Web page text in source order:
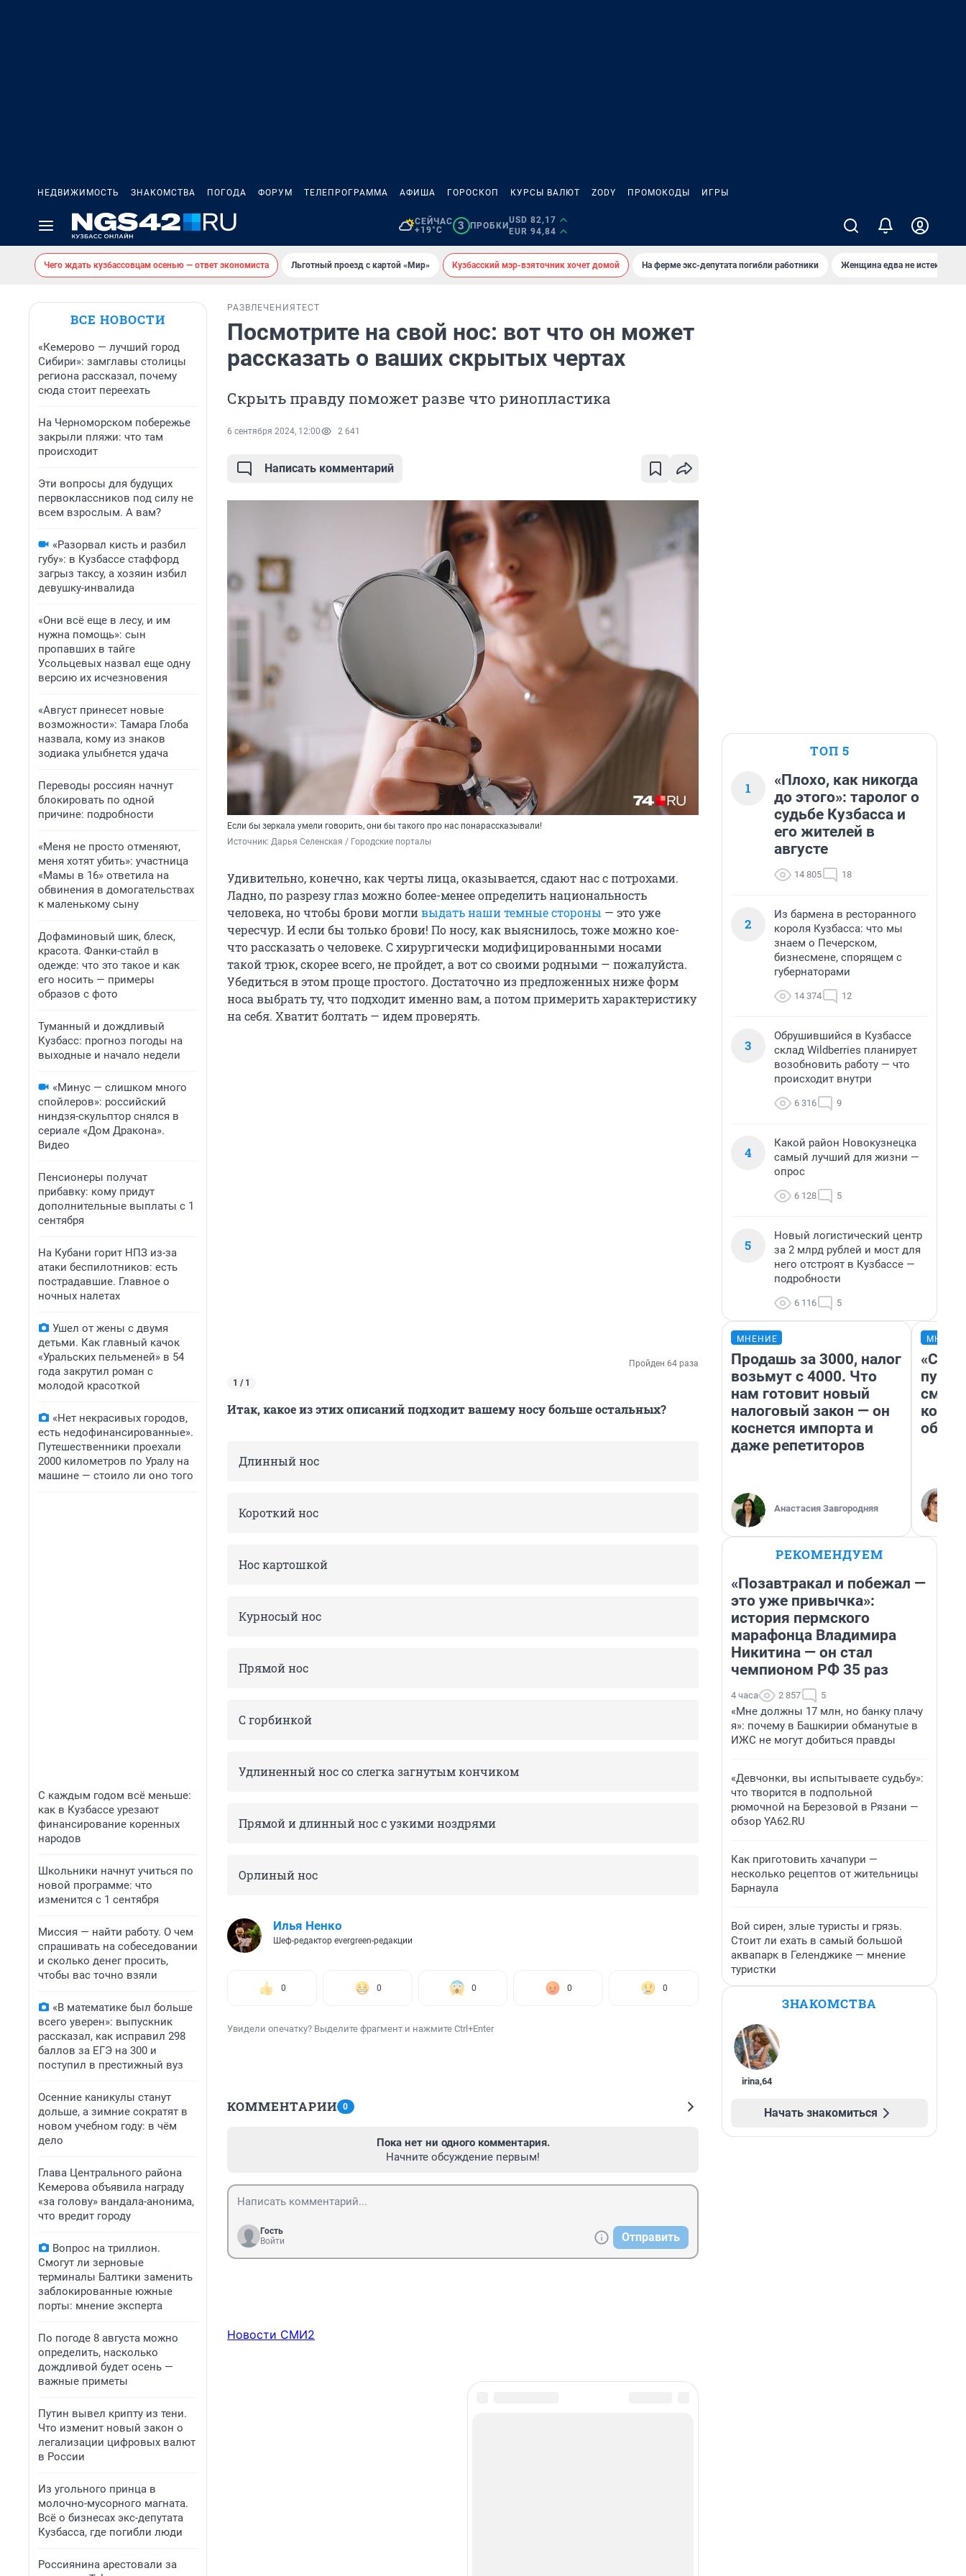
НЕДВИЖИМОСТЬ ЗНАКОМСТВА ПОГОДА ФОРУМ ТЕЛЕПРОГРАММА АФИША ГОРОСКОП КУРСЫ ВАЛЮТ ZODY ПРОМОКОДЫ ИГРЫ
СЕЙЧАС
+19°C
3 ПРОБКИ
USD 82,17
EUR 94,84
Чего ждать кузбассовцам осенью — ответ экономиста Льготный проезд с картой «Мир» Кузбасский мэр-взяточник хочет домой На ферме экс-депутата погибли работники Женщина едва не истекла
ВСЕ НОВОСТИ
«Кемерово — лучший город
Сибири»: замглавы столицы
региона рассказал, почему
сюда стоит переехать
На Черноморском побережье
закрыли пляжи: что там
происходит
Эти вопросы для будущих
первоклассников под силу не
всем взрослым. А вам?
«Разорвал кисть и разбил
губу»: в Кузбассе стаффорд
загрыз таксу, а хозяин избил
девушку-инвалида
«Они всё еще в лесу, и им
нужна помощь»: сын
пропавших в тайге
Усольцевых назвал еще одну
версию их исчезновения
«Август принесет новые
возможности»: Тамара Глоба
назвала, кому из знаков
зодиака улыбнется удача
Переводы россиян начнут
блокировать по одной
причине: подробности
«Меня не просто отменяют,
меня хотят убить»: участница
«Мамы в 16» ответила на
обвинения в домогательствах
к маленькому сыну
Дофаминовый шик, блеск,
красота. Фанки-стайл в
одежде: что это такое и как
его носить — примеры
образов с фото
Туманный и дождливый
Кузбасс: прогноз погоды на
выходные и начало недели
«Минус — слишком много
спойлеров»: российский
ниндзя-скульптор снялся в
сериале «Дом Дракона».
Видео
Пенсионеры получат
прибавку: кому придут
дополнительные выплаты с 1
сентября
На Кубани горит НПЗ из-за
атаки беспилотников: есть
пострадавшие. Главное о
ночных налетах
Ушел от жены с двумя
детьми. Как главный качок
«Уральских пельменей» в 54
года закрутил роман с
молодой красоткой
«Нет некрасивых городов,
есть недофинансированные».
Путешественники проехали
2000 километров по Уралу на
машине — стоило ли оно того
С каждым годом всё меньше:
как в Кузбассе урезают
финансирование коренных
народов
Школьники начнут учиться по
новой программе: что
изменится с 1 сентября
Миссия — найти работу. О чем
спрашивать на собеседовании
и сколько денег просить,
чтобы вас точно взяли
«В математике был больше
всего уверен»: выпускник
рассказал, как исправил 298
баллов за ЕГЭ на 300 и
поступил в престижный вуз
Осенние каникулы станут
дольше, а зимние сократят в
новом учебном году: в чём
дело
Глава Центрального района
Кемерова объявила награду
«за голову» вандала-анонима,
что вредит городу
Вопрос на триллион.
Смогут ли зерновые
терминалы Балтики заменить
заблокированные южные
порты: мнение эксперта
По погоде 8 августа можно
определить, насколько
дождливой будет осень —
важные приметы
Путин вывел крипту из тени.
Что изменит новый закон о
легализации цифровых валют
в России
Из угольного принца в
молочно-мусорного магната.
Всё о бизнесах экс-депутата
Кузбасса, где погибли люди
Россиянина арестовали за
РАЗВЛЕЧЕНИЯ ТЕСТ
Посмотрите на свой нос: вот что он может
рассказать о ваших скрытых чертах
Скрыть правду поможет разве что ринопластика
6 сентября 2024, 12:00 2 641
Написать комментарий
Если бы зеркала умели говорить, они бы такого про нас понарассказывали!
Источник: Дарья Селенская / Городские порталы
Удивительно, конечно, как черты лица, оказывается, сдают нас с потрохами.
Ладно, по разрезу глаз можно более-менее определить национальность
человека, но чтобы брови могливыдать наши темные стороны — это уже
чересчур. И если бы только брови! По носу, как выяснилось, тоже можно кое-
что рассказать о человеке. С хирургически модифицированными носами
такой трюк, скорее всего, не пройдет, а вот со своими родными — пожалуйста.
Убедиться в этом проще простого. Достаточно из предложенных ниже форм
носа выбрать ту, что подходит именно вам, а потом примерить характеристику
на себя. Хватит болтать — идем проверять.
Пройден 64 раза
1 / 1
Итак, какое из этих описаний подходит вашему носу больше остальных?
Длинный нос
Короткий нос
Нос картошкой
Курносый нос
Прямой нос
С горбинкой
Удлиненный нос со слегка загнутым кончиком
Прямой и длинный нос с узкими ноздрями
Орлиный нос
Илья Ненко
Шеф-редактор evergreen-редакции
0 0 0 0 0
Увидели опечатку? Выделите фрагмент и нажмите Ctrl+Enter
КОММЕНТАРИИ 0
Пока нет ни одного комментария.
Начните обсуждение первым!
Гость
Войти
Отправить
Новости СМИ2
ТОП 5
1
«Плохо, как никогда
до этого»: таролог о
судьбе Кузбасса и
его жителей в
августе
14 805 18
2
Из бармена в ресторанного
короля Кузбасса: что мы
знаем о Печерском,
бизнесмене, спорящем с
губернаторами
14 374 12
3
Обрушившийся в Кузбассе
склад Wildberries планирует
возобновить работу — что
происходит внутри
6 316 9
4
Какой район Новокузнецка
самый лучший для жизни —
опрос
6 128 5
5
Новый логистический центр
за 2 млрд рублей и мост для
него отстроят в Кузбассе —
подробности
6 116 5
МНЕНИЕ
Продашь за 3000, налог
возьмут с 4000. Что
нам готовит новый
налоговый закон — он
коснется импорта и
даже репетиторов
Анастасия Завгородняя
РЕКОМЕНДУЕМ
«Позавтракал и побежал —
это уже привычка»:
история пермского
марафонца Владимира
Никитина — он стал
чемпионом РФ 35 раз
4 часа 2 857 5
«Мне должны 17 млн, но банку плачу
я»: почему в Башкирии обманутые в
ИЖС не могут добиться правды
«Девчонки, вы испытываете судьбу»:
что творится в подпольной
рюмочной на Березовой в Рязани —
обзор YA62.RU
Как приготовить хачапури —
несколько рецептов от жительницы
Барнаула
Вой сирен, злые туристы и грязь.
Стоит ли ехать в самый большой
аквапарк в Геленджике — мнение
туристки
ЗНАКОМСТВА
irina,64
Начать знакомиться